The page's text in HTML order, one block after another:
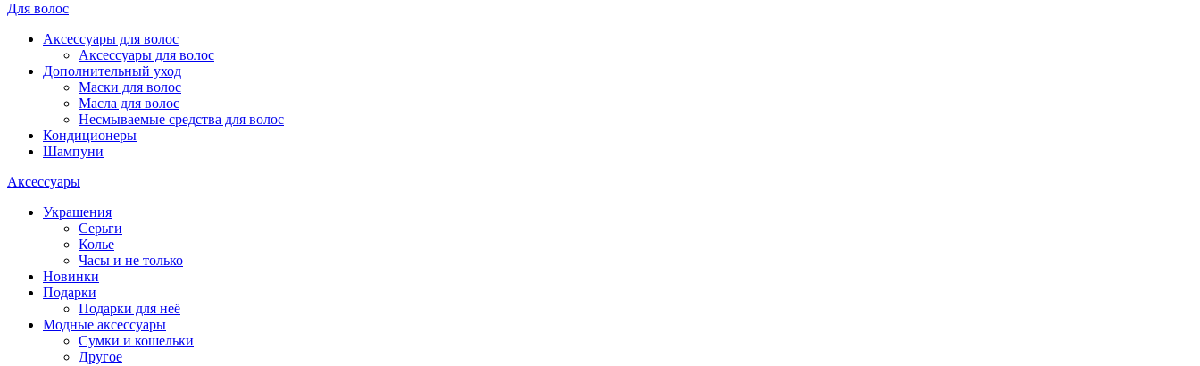
Для волос
Аксессуары для волос
Аксессуары для волос
Дополнительный уход
Маски для волос
Масла для волос
Несмываемые средства для волос
Кондиционеры
Шампуни
Аксессуары
Украшения
Серьги
Колье
Часы и не только
Новинки
Подарки
Подарки для неё
Модные аксессуары
Сумки и кошельки
Другое